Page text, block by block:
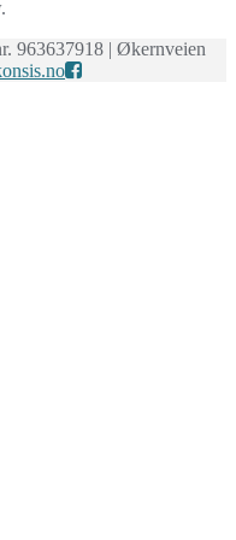
963637918 | Økernveien